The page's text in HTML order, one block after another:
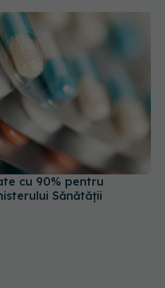
cu 90% pentru
Sănătății